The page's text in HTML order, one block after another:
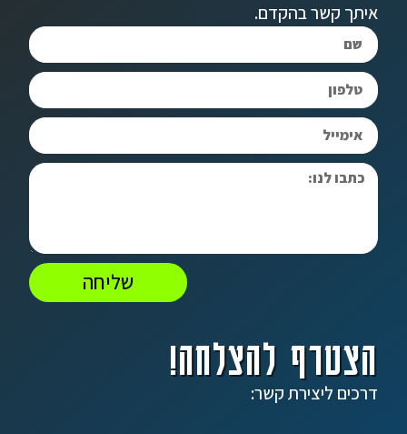
הצטרף להצלחה!
דרכים ליצירת קשר:
איתך קשר בהקדם.
שליחה